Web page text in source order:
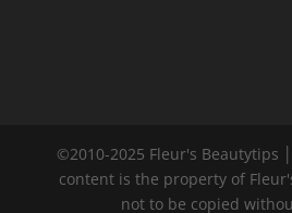
©2010-2025 Fleur's Beautytips
content is the property of
not to be copied